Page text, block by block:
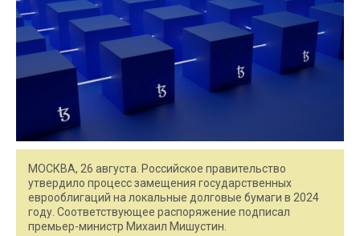
МОСКВА, 26 августа. Российское правительство
утвердило процесс замещения государственных
еврооблигаций на локальные долговые бумаги в 2024
году. Соответствующее распоряжение подписал
премьер-министр Михаил Мишустин.